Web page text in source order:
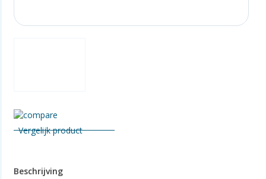
Vergelijk product
Beschrijving